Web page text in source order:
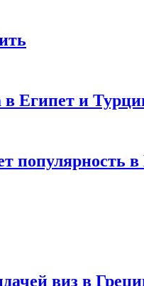
в Египет и
популярность в
виз в